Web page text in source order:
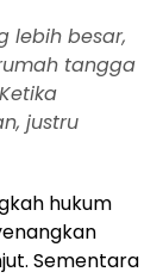
lebih besar,
tangga
justru
hukum
Sementara